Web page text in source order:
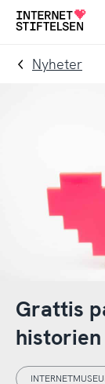
Till
navigering
Till
innehåll
Till
Nyheter
Grattis